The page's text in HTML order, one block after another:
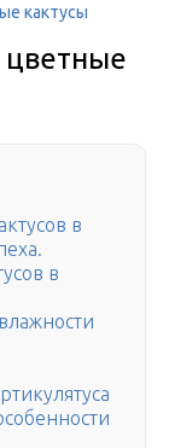
кактусы
цветные
в
в